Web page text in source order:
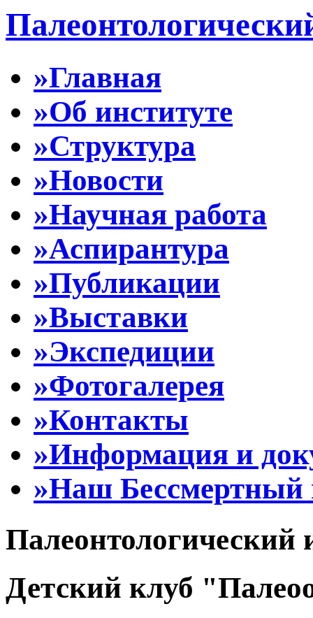
»Главная
»Об институте
»Структура
»Новости
»Научная работа
»Аспирантура
»Публикации
»Выставки
»Экспедиции
»Фотогалерея
»Контакты
»Информация и
»Наш Бессмертный
Палеонтологический
Детский клуб